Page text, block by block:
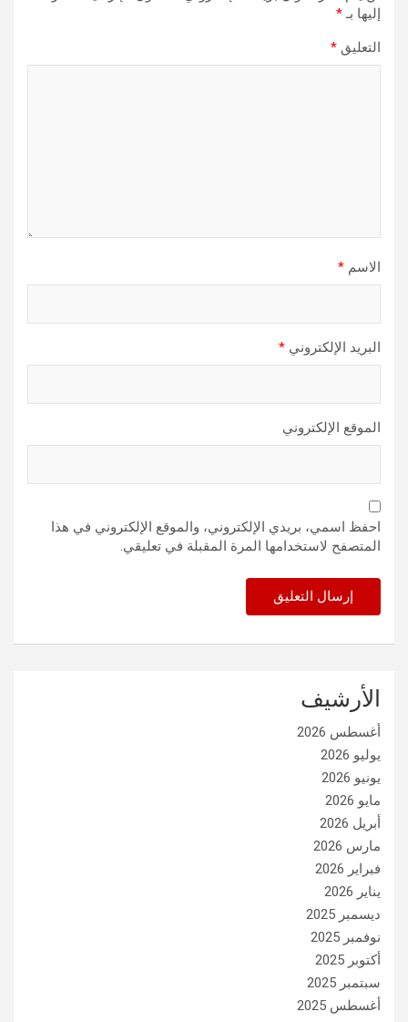
إليها بـ*
التعليق *
الاسم *
البريد الإلكتروني *
الموقع الإلكتروني
احفظ اسمي، بريدي الإلكتروني، والموقع الإلكتروني في هذا
المتصفح لاستخدامها المرة المقبلة في تعليقي.
الأرشيف
أغسطس 2026
يوليو 2026
يونيو 2026
مايو 2026
أبريل 2026
مارس 2026
فبراير 2026
يناير 2026
ديسمبر 2025
نوفمبر 2025
أكتوبر 2025
سبتمبر 2025
أغسطس 2025